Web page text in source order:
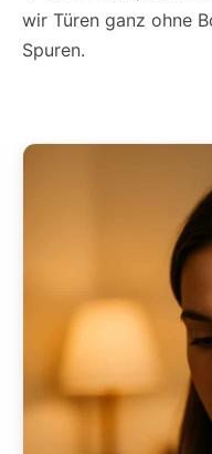
wir Türen ganz ohne
Spuren.